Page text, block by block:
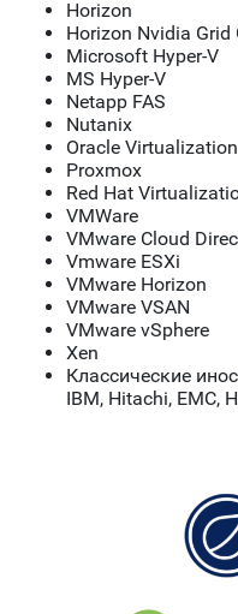
Horizon
Horizon Nvidia Grid
Microsoft Hyper-V
MS Hyper-V
Netapp FAS
Nutanix
Oracle Virtualization
Proxmox
Red Hat
VMWare
VMware Cloud
Vmware ESXi
VMware Horizon
VMware VSAN
VMware vSphere
Xen
Классические
IBM, Hitachi, EMC,